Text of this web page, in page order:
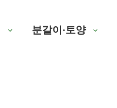
분갈이·토양